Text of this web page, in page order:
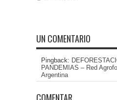
UN COMENTARIO
Pingback:
PANDEMIAS – Red
Argentina